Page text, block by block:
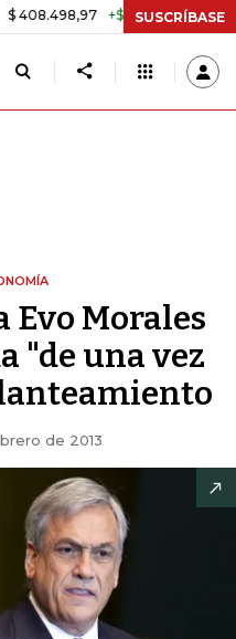
+$ 8.753,81 +2,19%
SUSCRÍBASE
Evo Morales
"de una vez
de 2013